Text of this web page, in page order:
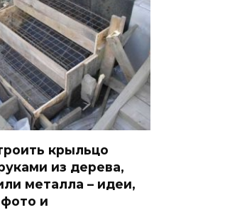
крыльцо
из дерева,
металла – идеи,
и